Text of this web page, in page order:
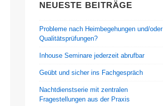
NEUESTE BEITRÄGE
Probleme nach Heimbegehungen und/oder
Qualitätsprüfungen?
Inhouse Seminare jederzeit abrufbar
Geübt und sicher ins Fachgespräch
Nachtdienstserie mit zentralen
Fragestellungen aus der Praxis